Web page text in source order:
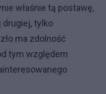
właśnie tą postawę,
drugiej, tylko
ma zdolność
tym względem